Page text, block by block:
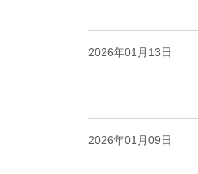
2026年01月13日
2026年01月09日